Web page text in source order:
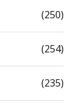
(250)
(254)
(235)